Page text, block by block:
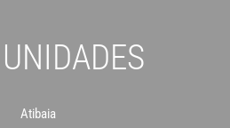
UNIDADES
Atibaia